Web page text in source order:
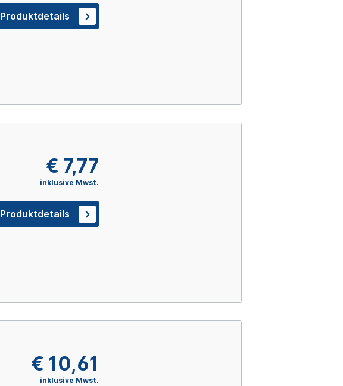
Produktdetails
€ 7,77
inklusive Mwst.
Produktdetails
€ 10,61
inklusive Mwst.